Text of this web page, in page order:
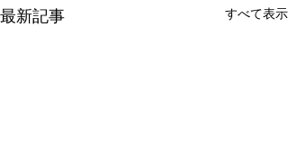
最新記事 すべて表示